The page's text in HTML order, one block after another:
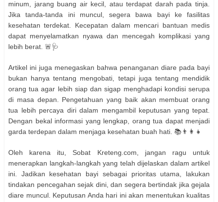
minum, jarang buang air kecil, atau terdapat darah pada tinja.
Jika tanda-tanda ini muncul, segera bawa bayi ke fasilitas
kesehatan terdekat. Kecepatan dalam mencari bantuan medis
dapat menyelamatkan nyawa dan mencegah komplikasi yang
lebih berat. 🚨🩺
Artikel ini juga menegaskan bahwa penanganan diare pada bayi
bukan hanya tentang mengobati, tetapi juga tentang mendidik
orang tua agar lebih siap dan sigap menghadapi kondisi serupa
di masa depan. Pengetahuan yang baik akan membuat orang
tua lebih percaya diri dalam mengambil keputusan yang tepat.
Dengan bekal informasi yang lengkap, orang tua dapat menjadi
garda terdepan dalam menjaga kesehatan buah hati. 📚👨‍👩‍👧
Oleh karena itu, Sobat Kreteng.com, jangan ragu untuk
menerapkan langkah-langkah yang telah dijelaskan dalam artikel
ini. Jadikan kesehatan bayi sebagai prioritas utama, lakukan
tindakan pencegahan sejak dini, dan segera bertindak jika gejala
diare muncul. Keputusan Anda hari ini akan menentukan kualitas